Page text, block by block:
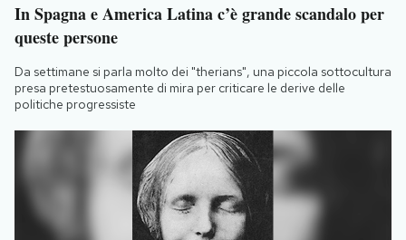
In Spagna e America Latina c’è grande scandalo per
queste persone
Da settimane si parla molto dei "therians", una piccola sottocultura
presa pretestuosamente di mira per criticare le derive delle
politiche progressiste